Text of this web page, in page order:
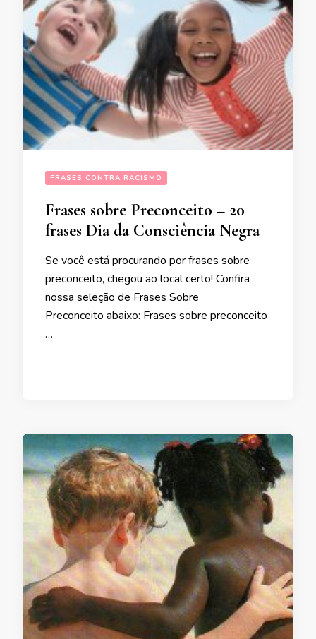
FRASES CONTRA RACISMO
Frases sobre Preconceito – 20
frases Dia da Consciência Negra
Se você está procurando por frases sobre
preconceito, chegou ao local certo! Confira
nossa seleção de Frases Sobre
Preconceito abaixo: Frases sobre preconceito
…